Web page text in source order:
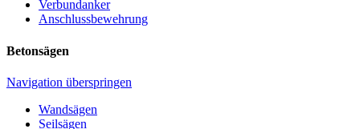
Verbundanker
Anschlussbewehrung
Betonsägen
Navigation überspringen
Wandsägen
Seilsägen